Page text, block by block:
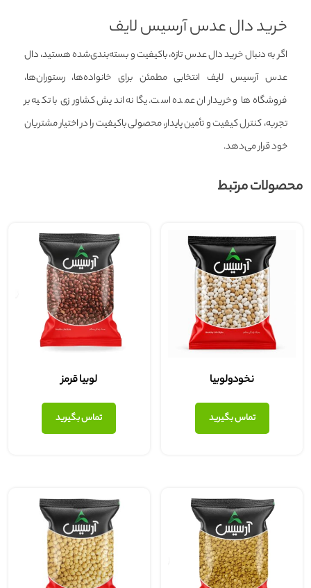
خرید دال عدس آرسیس لایف
اگر به دنبال خرید دال عدس تازه، باکیفیت و بسته‌بندی‌شده هستید، دال
عدس آرسیس لایف انتخابی مطمئن برای خانواده‌ها، رستوران‌ها،
فروشگاه‌ها و خریداران عمده است. یگانه اندیش کشاورزی با تکیه بر
تجربه، کنترل کیفیت و تأمین پایدار، محصولی باکیفیت را در اختیار مشتریان
خود قرار می‌دهد.
محصولات مرتبط
نخودولوبیا
تماس بگیرید
لوبیا قرمز
تماس بگیرید